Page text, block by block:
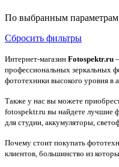
По выбранным параметрам
Сбросить фильтры
Интернет-магазин Fotospektr.ru
профессиональных зеркальных
фототехники высокого уровня в
Также у нас вы можете
fotospektr.ru вы найдете лучшие
для студии, аккумуляторы,
Почему стоит покупать
клиентов, большинство из